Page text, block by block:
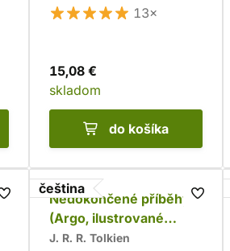
13×
15,08 €
skladom
do košíka
čeština
Nedokončené příběhy
(Argo, ilustrované
vydání)
J. R. R. Tolkien